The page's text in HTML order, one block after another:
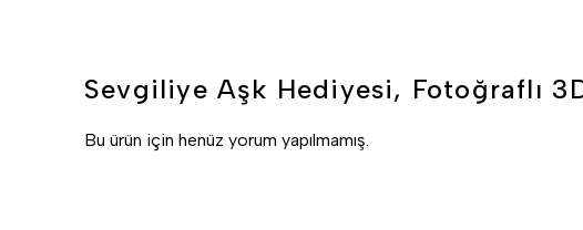
Sevgiliye Aşk Hediyesi, Fotoğraflı
Bu ürün için henüz yorum yapılmamış.